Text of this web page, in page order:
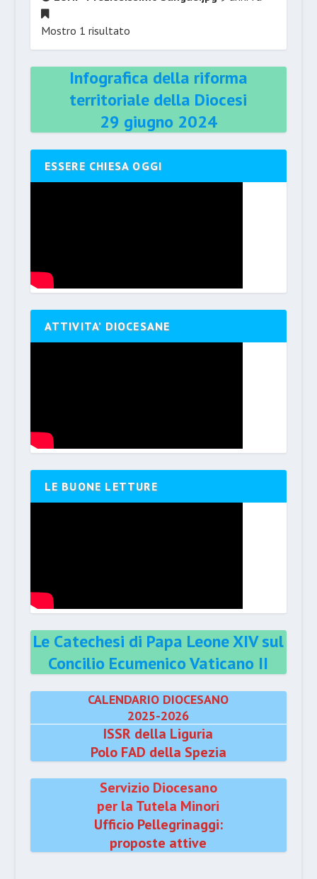
Mostro 1 risultato
Infografica della riforma
territoriale della Diocesi
29 giugno 2024
ESSERE CHIESA OGGI
ATTIVITA’ DIOCESANE
LE BUONE LETTURE
Le Catechesi di Papa Leone XIV sul
Concilio Ecumenico Vaticano II
CALENDARIO DIOCESANO
2025-2026
ISSR della Liguria
Polo FAD della Spezia
Servizio Diocesano
per la Tutela Minori
Ufficio Pellegrinaggi:
proposte attive